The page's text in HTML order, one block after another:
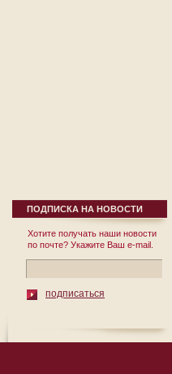
ПОДПИСКА НА НОВОСТИ
Хотите получать наши новости
по почте? Укажите Ваш e-mail.
подписаться